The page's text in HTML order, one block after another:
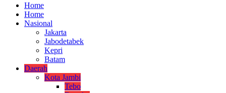
Home
Home
Nasional
Jakarta
Jabodetabek
Kepri
Batam
Daerah
Kota Jambi
Tebo